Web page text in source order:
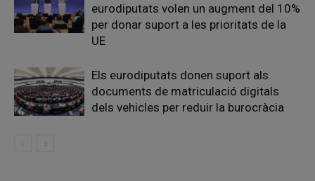
eurodiputats volen un augment del 10%
per donar suport a les prioritats de la
UE
Els eurodiputats donen suport als
documents de matriculació digitals
dels vehicles per reduir la burocràcia